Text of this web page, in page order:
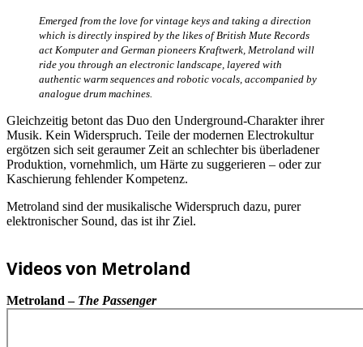
Emerged from the love for vintage keys and taking a direction
which is directly inspired by the likes of British Mute Records
act Komputer and German pioneers Kraftwerk, Metroland will
ride you through an electronic landscape, layered with
authentic warm sequences and robotic vocals, accompanied by
analogue drum machines.
Gleichzeitig betont das Duo den Underground-Charakter ihrer
Musik. Kein Widerspruch. Teile der modernen Electrokultur
ergötzen sich seit geraumer Zeit an schlechter bis überladener
Produktion, vornehmlich, um Härte zu suggerieren – oder zur
Kaschierung fehlender Kompetenz.
Metroland sind der musikalische Widerspruch dazu, purer
elektronischer Sound, das ist ihr Ziel.
Videos von Metroland
Metroland – The Passenger